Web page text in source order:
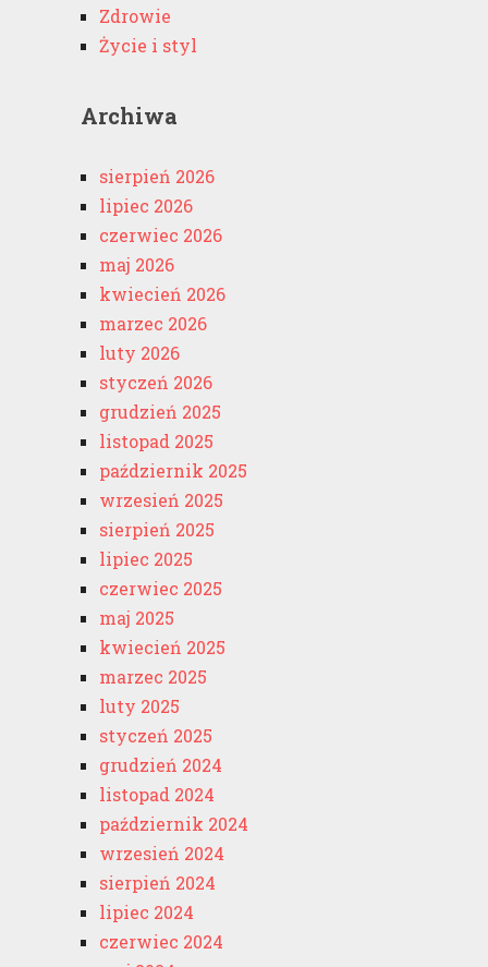
Zdrowie
Życie i styl
Archiwa
sierpień 2026
lipiec 2026
czerwiec 2026
maj 2026
kwiecień 2026
marzec 2026
luty 2026
styczeń 2026
grudzień 2025
listopad 2025
październik 2025
wrzesień 2025
sierpień 2025
lipiec 2025
czerwiec 2025
maj 2025
kwiecień 2025
marzec 2025
luty 2025
styczeń 2025
grudzień 2024
listopad 2024
październik 2024
wrzesień 2024
sierpień 2024
lipiec 2024
czerwiec 2024